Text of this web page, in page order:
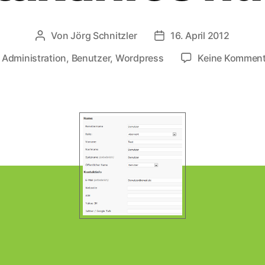
Beitragsautor
VonJörg Schnitzler Veröffentlichungsdatum
16. April 2012
Administration, Benutzer, Wordpress Keine